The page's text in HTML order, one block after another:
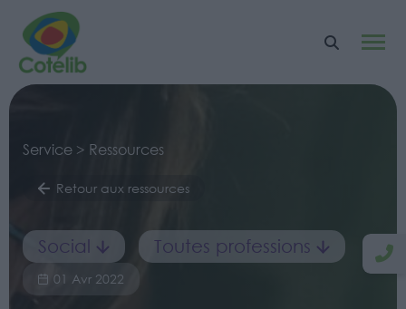
Service > Ressources
Retour aux ressources
Social Toutes professions
01 Avr 2022